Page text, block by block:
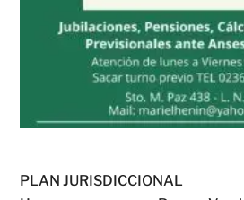
PLAN JURISDICCIONAL